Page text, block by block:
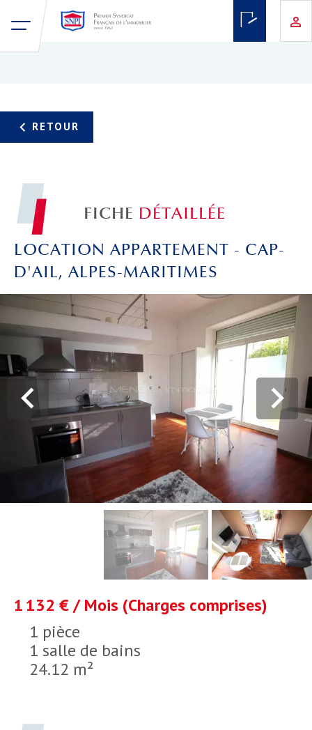
FICHE DÉTAILLÉE
LOCATION APPARTEMENT - CAP-
D'AIL, ALPES-MARITIMES
1 pièce
1 salle de bains
24.12 m²
1 132 € / Mois (Charges comprises)